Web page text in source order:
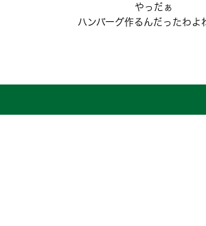
やっだぁ
ハンバーグ作るんだったわよ